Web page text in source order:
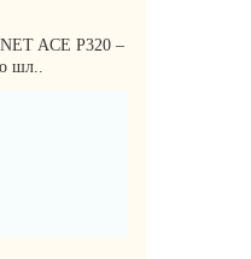
ACE P320 –
шл..